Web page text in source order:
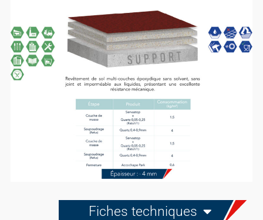
Fiches techniques